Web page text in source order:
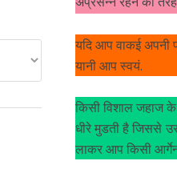
यदि आप वाकई अपनी
यानी आप स्वयं.
किसी विशाल जहाज के
धीरे मुडती है जिससे
लाकर आप किसी